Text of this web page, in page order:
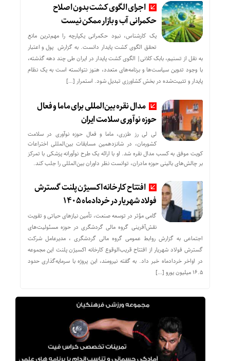
اجرای الگوی کشت بدون اصلاح
حکمرانی آب و بازار ممکن نیست
یک کارشناس، نبود حکمرانی یکپارچه را مهم‌ترین مانع
تحقق الگوی کشت پایدار دانست. به گزارش پول و اعتبار
به نقل از تسنیم، بابک کلانی| الگوی کشت پایدار در ایران طی چند دهه گذشته،
با وجود تدوین سیاست‌ها و برنامه‌های متعدد، هنوز نتوانسته است به یک نظام
پایدار و تثبیت‌شده در بخش کشاورزی تبدیل شود. استمرار […]
مدال نقره بین‌المللی برای ماما و فعال
حوزه نوآوری سلامت ایران
لی لی رز طزری، ماما و فعال حوزه نوآوری در سلامت
کشورمان، در شانزدهمین مسابقات بین‌المللی اختراعات
کویت موفق به کسب مدال نقره شد. او با ارائه یک طرح نوآورانه پزشکی با تمرکز
بر چالش‌های بالینی حوزه مادران، توانست نظر داوران بین‌المللی را جلب کند.
افتتاح کارخانه اکسیژن پلنت گسترش
فولاد شهریار در خردادماه ۱۴۰۵
گامی مؤثر در توسعه صنعت، تأمین نیازهای حیاتی و تقویت
نقش‌آفرینی گروه مالی گردشگری در حوزه مسئولیت‌های
اجتماعی به گزارش روابط عمومی گروه مالی گردشگری ، مدیرعامل شرکت
گسترش فولاد شهریار از افتتاح قریب‌الوقوع کارخانه اکسیژن پلنت این مجموعه
در اواخر خردادماه خبر داد. به گفته نیرومند، این پروژه با سرمایه‌گذاری حدود
۱۶.۵ میلیون یورو […]